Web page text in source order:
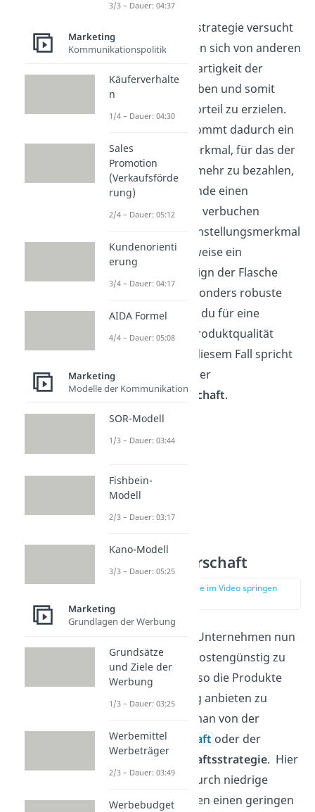
Innerhalb der
Differenzierungsstrategie versucht
dein Unternehmen sich von anderen
durch eine Einzigartigkeit der
Produkte abzuheben und somit
einen Leistungsvorteil zu erzielen.
Das Produkt bekommt dadurch ein
Alleinstellungsmerkmal, für das der
Kunde bereit ist, mehr zu bezahlen,
weshalb du am Ende einen
größeren Gewinn verbuchen
kannst. Dein Alleinstellungsmerkmal
könnte beispielsweise ein
einzigartiges Design der Flasche
sein oder das besonders robuste
Material, welches du für eine
hervorragende Produktqualität
gewählt hast. In diesem Fall spricht
man auch von einer
Qualitätsführerschaft.
Kostenführerschaft
zur Stelle im Video springen
Versuchst du als Unternehmen nun
aber besonders kostengünstig zu
produzieren, um so die Produkte
möglichst günstig anbieten zu
können, spricht man von der
Kostenführerschaft oder der
Kostenführerschaftsstrategie. Hier
geht es darum, durch niedrige
Herstellungskosten einen geringen
3/3 – Dauer: 04:37
Marketing
Kommunikationspolitik
Käuferverhalte
n
1/4 – Dauer: 04:30
Sales
Promotion
(Verkaufsförde
rung)
2/4 – Dauer: 05:12
Kundenorienti
erung
3/4 – Dauer: 04:17
AIDA Formel
4/4 – Dauer: 05:08
Marketing
Modelle der Kommunikation
SOR-Modell
1/3 – Dauer: 03:44
Fishbein-
Modell
2/3 – Dauer: 03:17
Kano-Modell
3/3 – Dauer: 05:25
Marketing
Grundlagen der Werbung
Grundsätze
und Ziele der
Werbung
1/3 – Dauer: 03:25
Werbemittel
Werbeträger
2/3 – Dauer: 03:49
Werbebudget